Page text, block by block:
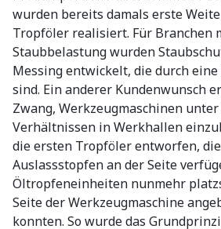
wurden bereits damals erste
Tropföler realisiert. Für Branchen
Staubbelastung wurden
Messing entwickelt, die durch
sind. Ein anderer Kundenwunsch
Zwang, Werkzeugmaschinen
Verhältnissen in Werkhallen
die ersten Tropföler entworfen,
Auslassstopfen an der Seite
Öltropfeneinheiten nunmehr
Seite der Werkzeugmaschine
konnten. So wurde das